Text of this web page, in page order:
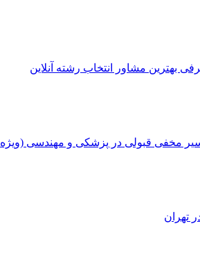
بهترین مشاور انتخاب رشته آنلاین
قبولی در پزشکی و مهندسی (ویژه ۱۴۰۴ و ۱۴۰۵)
تهران